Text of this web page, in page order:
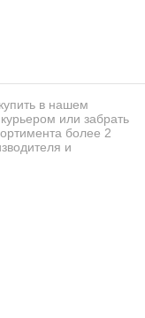
в нашем
или забрать
более 2
и